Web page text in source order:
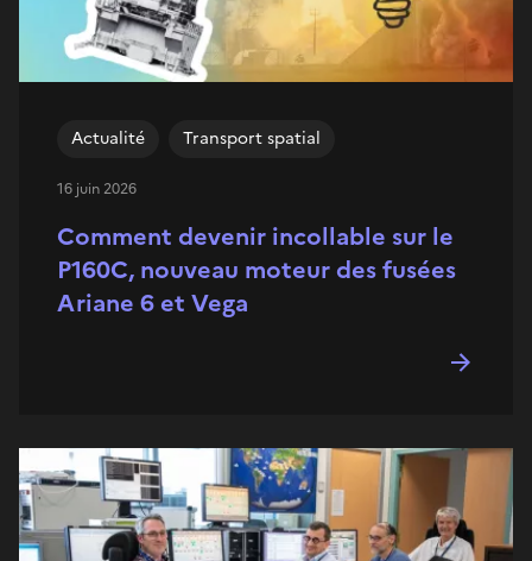
Comment devenir incollable sur le
P160C, nouveau moteur des fusées
Ariane 6 et Vega
Actualité Transport spatial
16 juin 2026